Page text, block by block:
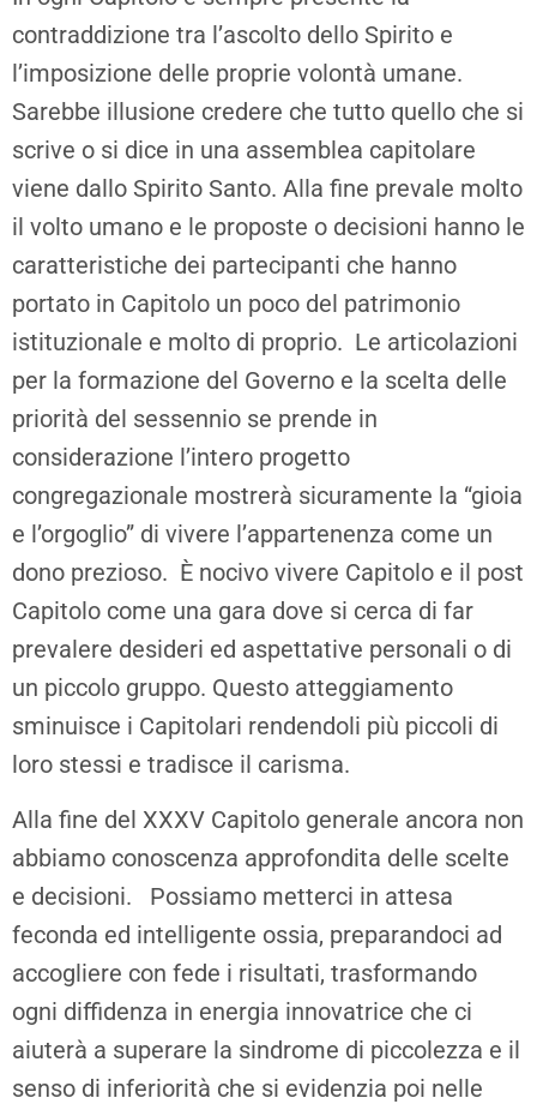
contraddizione tra l’ascolto dello Spirito e
l’imposizione delle proprie volontà umane.
Sarebbe illusione credere che tutto quello che si
scrive o si dice in una assemblea capitolare
viene dallo Spirito Santo. Alla fine prevale molto
il volto umano e le proposte o decisioni hanno le
caratteristiche dei partecipanti che hanno
portato in Capitolo un poco del patrimonio
istituzionale e molto di proprio. Le articolazioni
per la formazione del Governo e la scelta delle
priorità del sessennio se prende in
considerazione l’intero progetto
congregazionale mostrerà sicuramente la “gioia
e l’orgoglio” di vivere l’appartenenza come un
dono prezioso. È nocivo vivere Capitolo e il post
Capitolo come una gara dove si cerca di far
prevalere desideri ed aspettative personali o di
un piccolo gruppo. Questo atteggiamento
sminuisce i Capitolari rendendoli più piccoli di
loro stessi e tradisce il carisma.
Alla fine del XXXV Capitolo generale ancora non
abbiamo conoscenza approfondita delle scelte
e decisioni. Possiamo metterci in attesa
feconda ed intelligente ossia, preparandoci ad
accogliere con fede i risultati, trasformando
ogni diffidenza in energia innovatrice che ci
aiuterà a superare la sindrome di piccolezza e il
senso di inferiorità che si evidenzia poi nelle